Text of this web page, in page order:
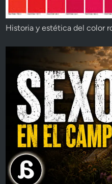
Historia y estética del color